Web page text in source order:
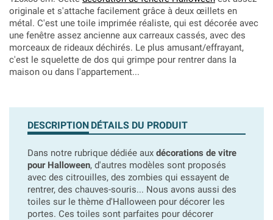
originale et s'attache facilement grâce à deux œillets en
métal. C'est une toile imprimée réaliste, qui est décorée avec
une fenêtre assez ancienne aux carreaux cassés, avec des
morceaux de rideaux déchirés. Le plus amusant/effrayant,
c'est le squelette de dos qui grimpe pour rentrer dans la
maison ou dans l'appartement...
DESCRIPTION DÉTAILS DU PRODUIT
Dans notre rubrique dédiée aux décorations de vitre
pour Halloween, d'autres modèles sont proposés
avec des citrouilles, des zombies qui essayent de
rentrer, des chauves-souris... Nous avons aussi des
toiles sur le thème d'Halloween pour décorer les
portes. Ces toiles sont parfaites pour décorer